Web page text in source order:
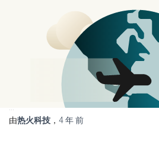
脑效能，另外还提供电脑健康检查、硬
理、以及快速设置开机启用 Apps 等功能
Microsoft PC Manager (Public
pic.twitter.com/dOQCOgXyGK
由热火科技 ， 4 年前